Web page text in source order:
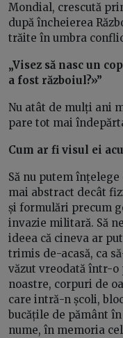
Mondial, crescută
după încheierea
trăite în umbra
„Visez să nasc un
a fost războiul?»”
Nu atât de mulți ani
pare tot mai
Cum ar fi visul ei
Să nu putem
mai abstract decât
și formulări precum
invazie militară. Să
ideea că cineva ar
trimis de-acasă, ca
văzut vreodată într-o
noastre, corpuri de
care intră-n școli,
bucățile de pământ
nume, în memoria